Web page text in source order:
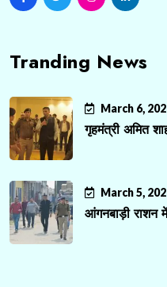
Tranding News
March 6,
गृहमंत्री अमित
March 5,
आंगनबाड़ी राशन